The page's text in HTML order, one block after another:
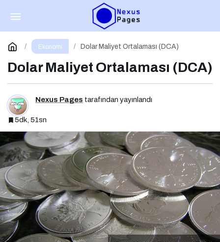
Ekonomi Dolar Maliyet Ortalaması (DCA)
Dolar Maliyet Ortalaması (DCA)
Nexus Pages tarafından yayınlandı
5dk, 51sn
DeFi’de Likidite Havuzları: Yeni Nesil Finansın
KalbiYorum Yap